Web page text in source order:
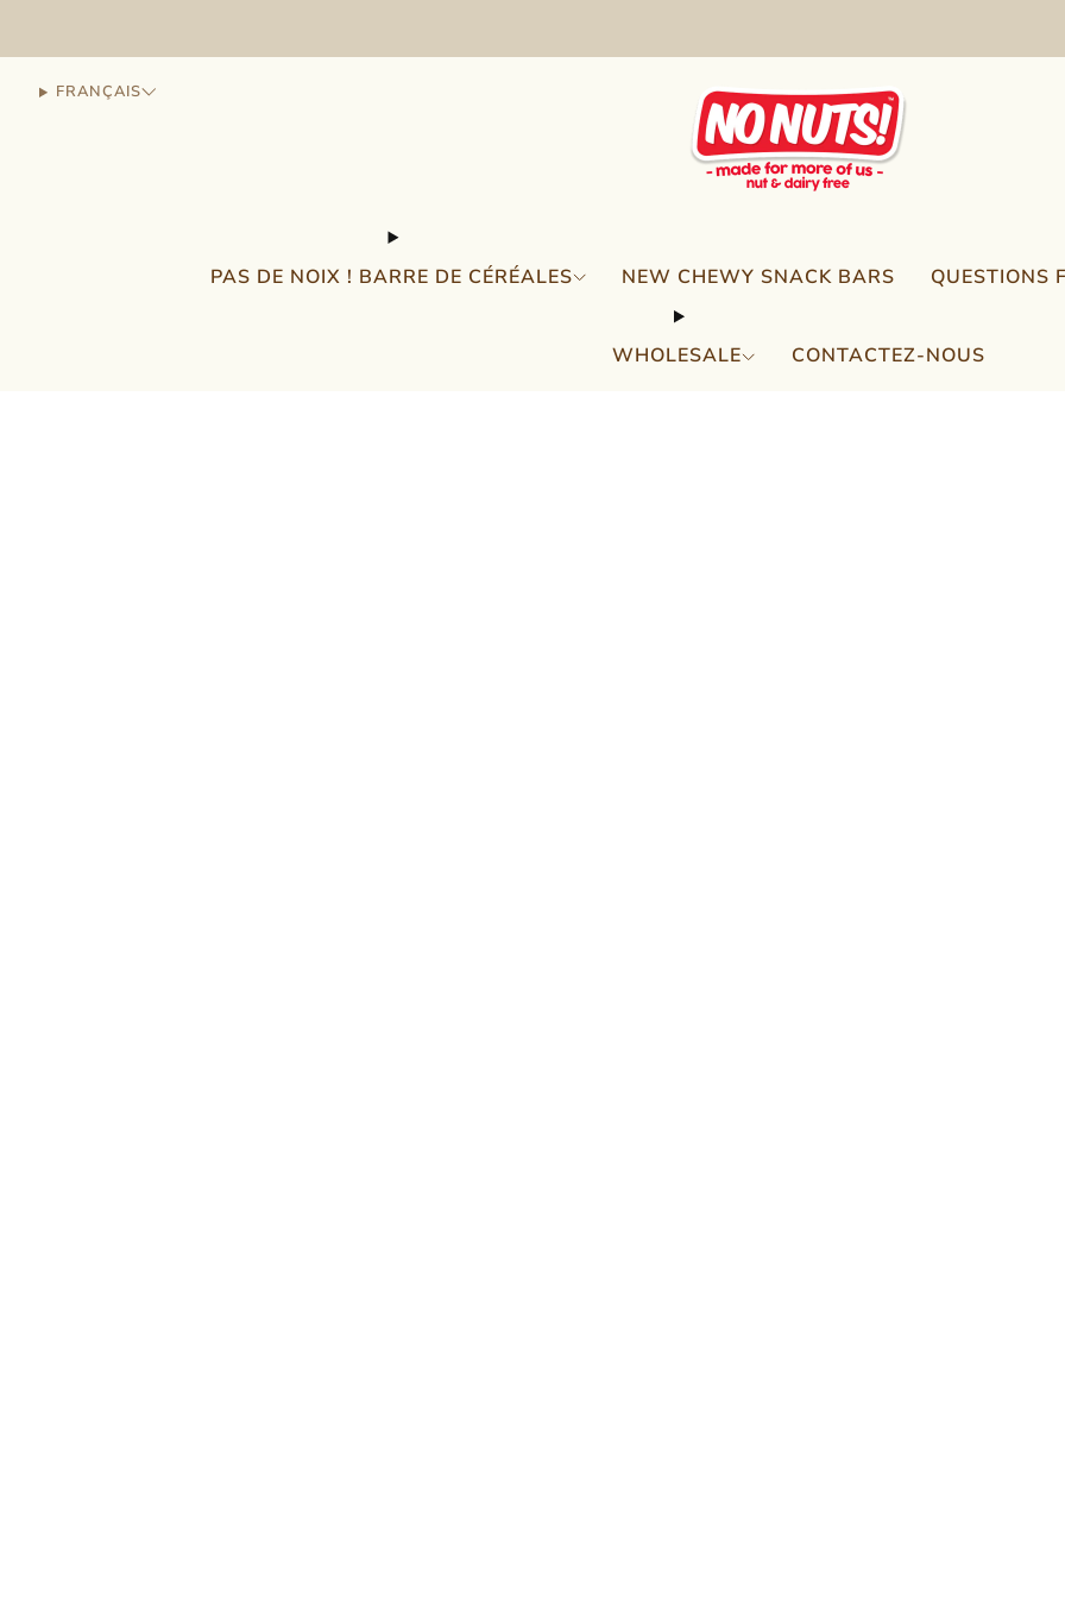
PAS DE NOIX ! BARRE DE CÉRÉALES NEW CHEWY SNACK BARS QUESTIONS
WHOLESALE CONTACTEZ-NOUS
FRANÇAIS